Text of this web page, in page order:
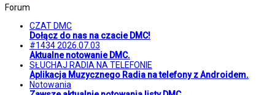
Forum
CZAT DMC
Dołącz do nas na czacie DMC!
#1434 2026.07.03
Aktualne notowanie DMC.
SŁUCHAJ RADIA NA TELEFONIE
Aplikacja Muzycznego Radia na telefony z Androidem.
Notowania